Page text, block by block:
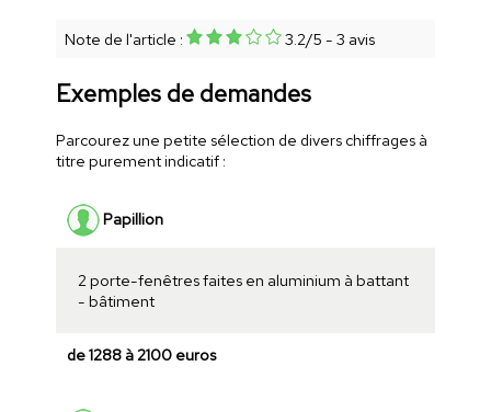
Note de l'article : 3.2/5 - 3 avis
Exemples de demandes
Parcourez une petite sélection de divers chiffrages à
titre purement indicatif :
Papillion
2 porte-fenêtres faites en aluminium à battant
- bâtiment
de 1288 à 2100 euros